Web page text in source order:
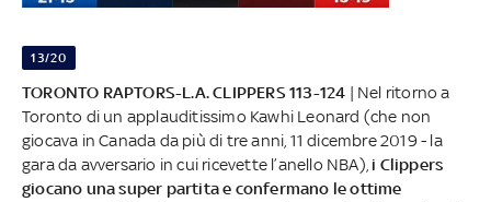
13/20
TORONTO RAPTORS-L.A. CLIPPERS 113-124 | Nel ritorno a
Toronto di un applauditissimo Kawhi Leonard (che non
giocava in Canada da più di tre anni, 11 dicembre 2019 - la
gara da avversario in cui ricevette l’anello NBA), i Clippers
giocano una super partita e confermano le ottime